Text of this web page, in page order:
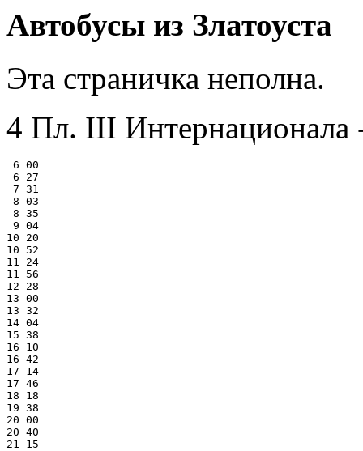
Автобусы из Златоуста
Эта страничка неполна.
4 Пл. III Интернационала
6 00
6 27
7 31
8 03
8 35
9 04
10 20
10 52
11 24
11 56
12 28
13 00
13 32
14 04
15 38
16 10
16 42
17 14
17 46
18 18
19 38
20 00
20 40
21 15